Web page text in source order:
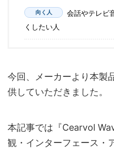
向く人
会話やテレビ
くしたい人
今回、メーカーより本製
供していただきました。
本記事では『Cearvol
観・インターフェース・